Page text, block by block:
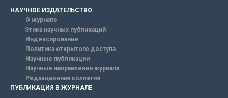
НАУЧНОЕ ИЗДАТЕЛЬСТВО
О журнале
Этика научных публикаций
Индексирование
Политика открытого доступа
Научные публикации
Научные направления журнала
Редакционная коллегия
ПУБЛИКАЦИЯ В ЖУРНАЛЕ